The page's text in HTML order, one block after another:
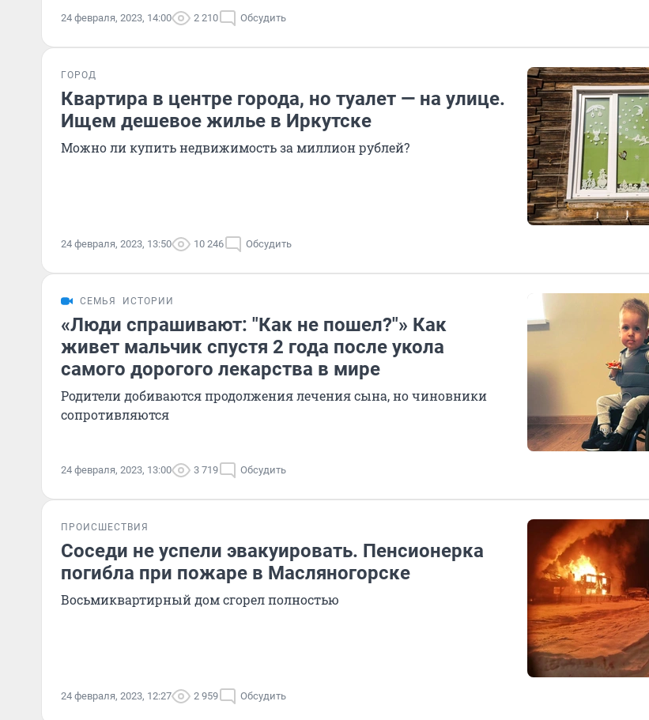
24 февраля, 2023, 14:00 2 210 Обсудить
ГОРОД
Квартира в центре города, но туалет — на улице.
Ищем дешевое жилье в Иркутске
Можно ли купить недвижимость за миллион рублей?
24 февраля, 2023, 13:50 10 246 Обсудить
СЕМЬЯ ИСТОРИИ
«Люди спрашивают: "Как не пошел?"» Как
живет мальчик спустя 2 года после укола
самого дорогого лекарства в мире
Родители добиваются продолжения лечения сына, но чиновники
сопротивляются
24 февраля, 2023, 13:00 3 719 Обсудить
ПРОИСШЕСТВИЯ
Соседи не успели эвакуировать. Пенсионерка
погибла при пожаре в Масляногорске
Восьмиквартирный дом сгорел полностью
24 февраля, 2023, 12:27 2 959 Обсудить